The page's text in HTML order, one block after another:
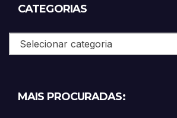
CATEGORIAS
Categorias
MAIS PROCURADAS: